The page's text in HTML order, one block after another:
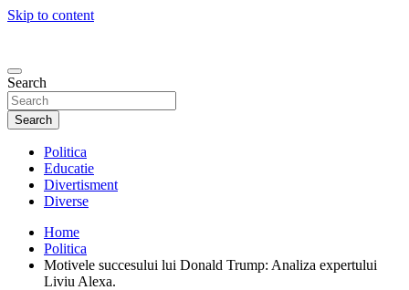
Skip to content
Search
Search
Politica
Educatie
Divertisment
Diverse
Home
Politica
Motivele succesului lui Donald Trump: Analiza expertului
Liviu Alexa.